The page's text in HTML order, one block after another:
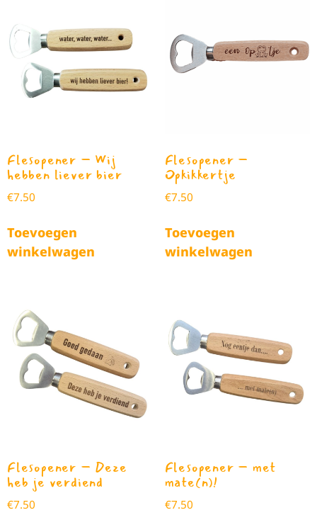
Flesopener – Wij
hebben liever bier
€7.50
Toevoegen
winkelwagen
Flesopener –
Opkikkertje
€7.50
Toevoegen
winkelwagen
Flesopener – Deze
heb je verdiend
€7.50
Flesopener – met
mate(n)!
€7.50